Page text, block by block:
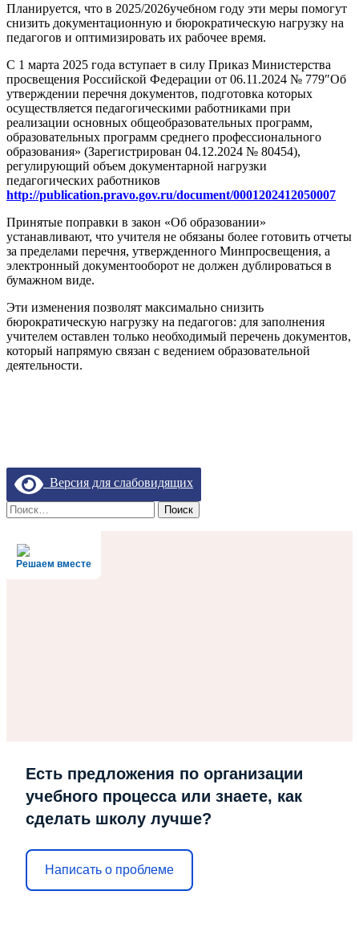
Планируется, что в 2025/2026учебном году эти меры помогут
снизить документационную и бюрократическую нагрузку на
педагогов и оптимизировать их рабочее время.
С 1 марта 2025 года вступает в силу Приказ Министерства
просвещения Российской Федерации от 06.11.2024 № 779″Об
утверждении перечня документов, подготовка которых
осуществляется педагогическими работниками при
реализации основных общеобразовательных программ,
образовательных программ среднего профессионального
образования» (Зарегистрирован 04.12.2024 № 80454),
регулирующий объем документарной нагрузки
педагогических работников
http://publication.pravo.gov.ru/document/0001202412050007
Принятые поправки в закон «Об образовании»
устанавливают, что учителя не обязаны более готовить отчеты
за пределами перечня, утвержденного Минпросвещения, а
электронный документооборот не должен дублироваться в
бумажном виде.
Эти изменения позволят максимально снизить
бюрократическую нагрузку на педагогов: для заполнения
учителем оставлен только необходимый перечень документов,
который напрямую связан с ведением образовательной
деятельности.
Версия для слабовидящих
Найти:
Решаем вместе
Есть предложения по организации
учебного процесса или знаете, как
сделать школу лучше?
Написать о проблеме